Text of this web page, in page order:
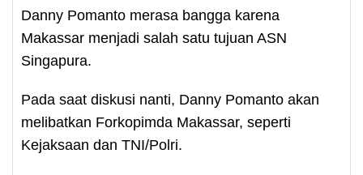
Danny Pomanto merasa bangga karena
Makassar menjadi salah satu tujuan ASN
Singapura.
Pada saat diskusi nanti, Danny Pomanto akan
melibatkan Forkopimda Makassar, seperti
Kejaksaan dan TNI/Polri.